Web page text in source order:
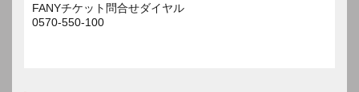
FANYチケット問合せダイヤル
0570-550-100